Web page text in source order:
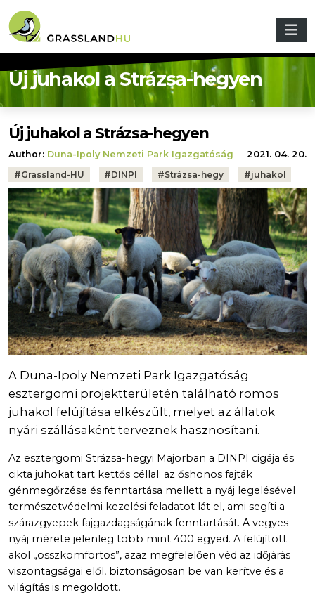
Új juhakol a Strázsa-hegyen
Új juhakol a Strázsa-hegyen
Author: Duna-Ipoly Nemzeti Park Igazgatóság
2021. 04. 20.
Tags:
#Grassland-HU #DINPI #Strázsa-hegy #juhakol
A Duna-Ipoly Nemzeti Park Igazgatóság
esztergomi projektterületén található romos
juhakol felújítása elkészült, melyet az állatok
nyári szállásaként terveznek hasznosítani.
Az esztergomi Strázsa-hegyi Majorban a DINPI cigája és
cikta juhokat tart kettős céllal: az őshonos fajták
génmegőrzése és fenntartása mellett a nyáj legelésével
természetvédelmi kezelési feladatot lát el, ami segíti a
szárazgyepek fajgazdagságának fenntartását. A vegyes
nyáj mérete jelenleg több mint 400 egyed. A felújított
akol „összkomfortos”, azaz megfelelően véd az időjárás
viszontagságai elől, biztonságosan be van kerítve és a
világítás is megoldott.